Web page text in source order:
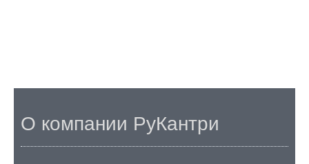
О компании РуКантри